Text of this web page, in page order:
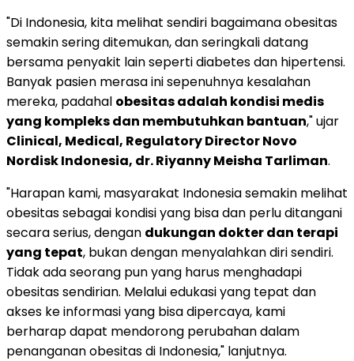
"Di Indonesia, kita melihat sendiri bagaimana obesitas
semakin sering ditemukan, dan seringkali datang
bersama penyakit lain seperti diabetes dan hipertensi.
Banyak pasien merasa ini sepenuhnya kesalahan
mereka, padahal obesitas adalah kondisi medis
yang kompleks dan membutuhkan bantuan," ujar
Clinical, Medical, Regulatory Director Novo
Nordisk Indonesia, dr. Riyanny Meisha Tarliman.
"Harapan kami, masyarakat Indonesia semakin melihat
obesitas sebagai kondisi yang bisa dan perlu ditangani
secara serius, dengan dukungan dokter dan terapi
yang tepat, bukan dengan menyalahkan diri sendiri.
Tidak ada seorang pun yang harus menghadapi
obesitas sendirian. Melalui edukasi yang tepat dan
akses ke informasi yang bisa dipercaya, kami
berharap dapat mendorong perubahan dalam
penanganan obesitas di Indonesia," lanjutnya.